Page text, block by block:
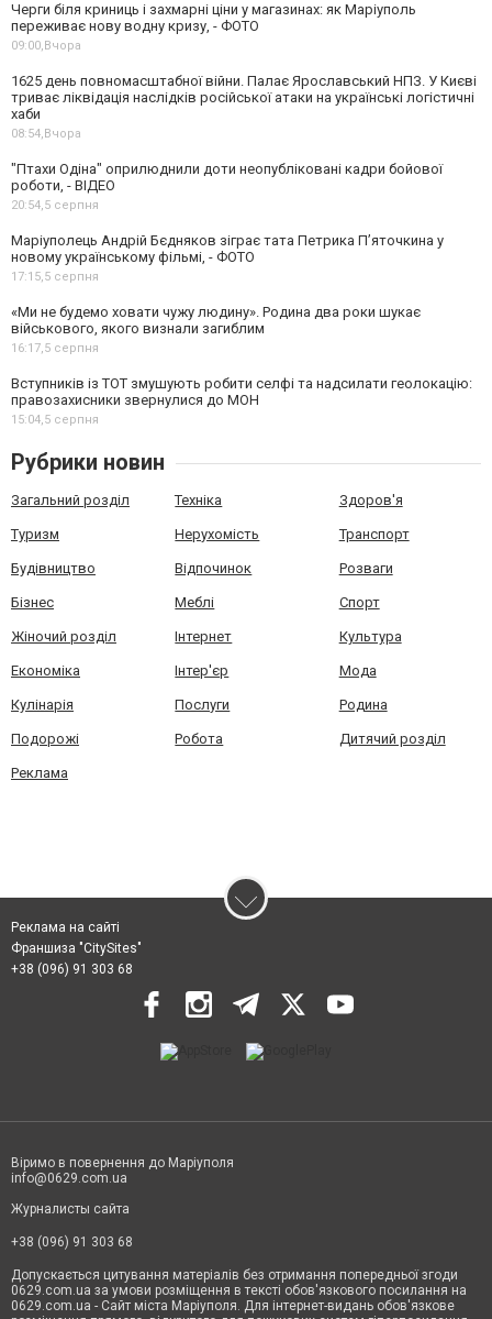
Черги біля криниць і захмарні ціни у магазинах: як Маріуполь
переживає нову водну кризу, - ФОТО
09:00,Вчора
1625 день повномасштабної війни. Палає Ярославський НПЗ. У Києві
триває ліквідація наслідків російської атаки на українські логістичні
хаби
08:54,Вчора
"Птахи Одіна" оприлюднили доти неопубліковані кадри бойової
роботи, - ВІДЕО
20:54,5 серпня
Маріуполець Андрій Бєдняков зіграє тата Петрика П’яточкина у
новому українському фільмі, - ФОТО
17:15,5 серпня
«Ми не будемо ховати чужу людину». Родина два роки шукає
військового, якого визнали загиблим
16:17,5 серпня
Вступників із ТОТ змушують робити селфі та надсилати геолокацію:
правозахисники звернулися до МОН
15:04,5 серпня
Рубрики новин
Загальний розділ Техніка Здоров'я
Туризм Нерухомість Транспорт
Будівництво Відпочинок Розваги
Бізнес Меблі Спорт
Жіночий розділ Інтернет Культура
Економіка Інтер'єр Мода
Кулінарія Послуги Родина
Подорожі Робота Дитячий розділ
Реклама
Реклама на сайті
Франшиза "CitySites"
+38 (096) 91 303 68
Віримо в повернення до Маріуполя
info@0629.com.ua
Журналисты сайта
+38 (096) 91 303 68
Допускається цитування матеріалів без отримання попередньої згоди
0629.com.ua за умови розміщення в тексті обов'язкового посилання на
0629.com.ua - Сайт міста Маріуполя. Для інтернет-видань обов'язкове